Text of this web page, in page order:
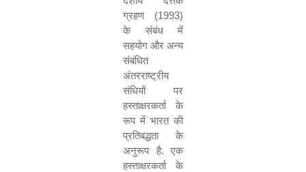
ग्रहण (1993)
के संबंध में
सहयोग और अन्य
संबंधित
अंतरराष्ट्रीय
संधियों पर
हस्ताक्षरकर्ता के
रूप में भारत की
प्रतिबद्धता के
अनुरूप है. एक
हस्ताक्षरकर्ता के